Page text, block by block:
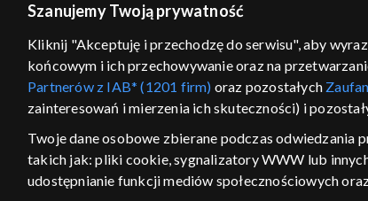
ŁĄCZYSZ SIĘ
Kraj, z którego się łączysz, to
w związku z czym część
VOD może być
© 2026 Telewizja Polska S.A. w likwidacji
regulamin serwisu cennik polityka
Szanujemy Twoją prywatność
Kliknij "Akceptuję i przechodzę do serwisu", aby
końcowym i ich przechowywanie oraz na
Partnerów z IAB* (1201 firm) oraz pozostałych
zainteresowań i mierzenia ich skuteczności) i
Twoje dane osobowe zbierane podczas odwiedzania
takich jak: pliki cookie, sygnalizatory WWW lub
udostępnianie funkcji mediów społecznościowych